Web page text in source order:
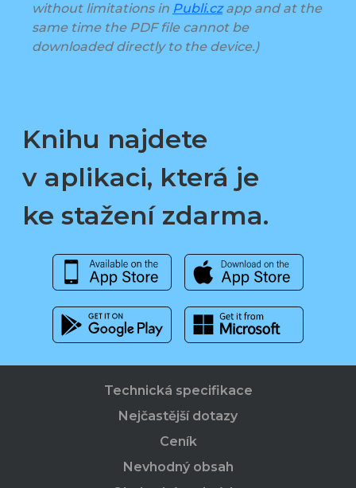
without limitations in Publi.czapp and at the
same time the PDF file cannot be
downloaded directly to the device.)
Knihu najdete
v aplikaci, která je
ke stažení zdarma.
Technická specifikace
Nejčastější dotazy
Ceník
Nevhodný obsah